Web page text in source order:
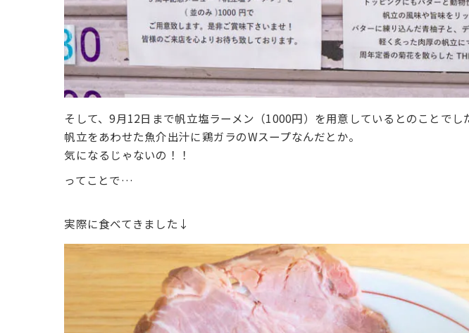
そして、9月12日まで帆立塩ラーメン（1000円）を用意しているとのことでし
帆立をあわせた魚介出汁に鶏ガラのWスープなんだとか。
気になるじゃないの！！
ってことで…
実際に食べてきました↓